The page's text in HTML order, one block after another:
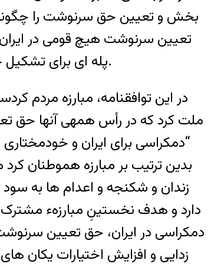
بخش و تعیین حق سرنوشت را چگونه
تعیین سرنوشت هیچ قومی در
پله ای برای تشکیل حکومت های قومی است تا در گام بعد با تکیه به حق تعیین سرنوشت راه جدایی و استقلال را در پیش گیرند.
در این توافقنامه، مبارزه مردم
ملت کرد که در رأس همه‏ی آنها حق
“دمکراسی برای ایران و خودمختاری
بدین ترتیب بر مبارزه هموطنان
زندان و شکنجه و اعدام ها به
دارد و هدف نخستینِ مبارزهء
دمکراسی در ایران، حق تعیین
زدایی و افزایش اختیارات یکان